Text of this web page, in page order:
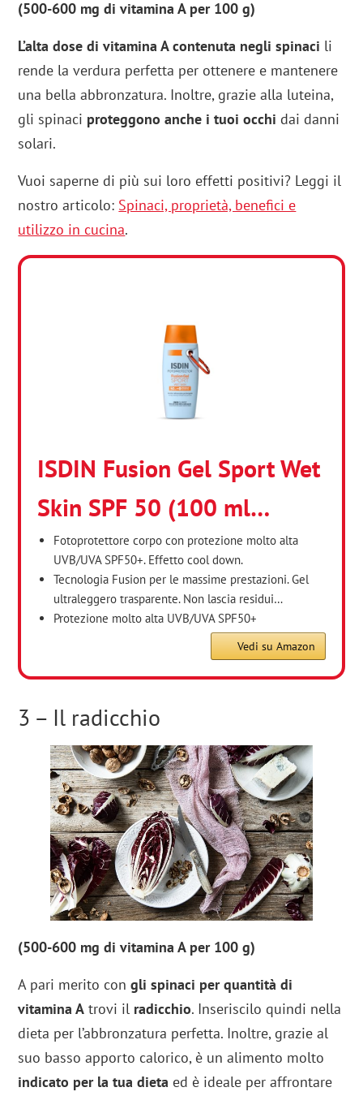
(500-600 mg di vitamina A per 100 g)
L’alta dose di vitamina A contenuta negli spinaci li
rende la verdura perfetta per ottenere e mantenere
una bella abbronzatura. Inoltre, grazie alla luteina,
gli spinaci proteggono anche i tuoi occhi dai danni
solari.
Vuoi saperne di più sui loro effetti positivi? Leggi il
nostro articolo: Spinaci, proprietà, benefici e
utilizzo in cucina.
ISDIN Fusion Gel Sport Wet
Skin SPF 50 (100 ml…
Fotoprotettore corpo con protezione molto alta
UVB/UVA SPF50+. Effetto cool down.
Tecnologia Fusion per le massime prestazioni. Gel
ultraleggero trasparente. Non lascia residui…
Protezione molto alta UVB/UVA SPF50+
Vedi su Amazon
3 – Il radicchio
(500-600 mg di vitamina A per 100 g)
A pari merito con gli spinaci per quantità di
vitamina A trovi il radicchio. Inseriscilo quindi nella
dieta per l’abbronzatura perfetta. Inoltre, grazie al
suo basso apporto calorico, è un alimento molto
indicato per la tua dieta ed è ideale per affrontare